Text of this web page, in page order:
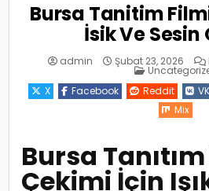
Bursa Tanitim
İsik Ve Sesin
admin Şubat 23, 2026
Posted
X
Facebook Reddit VK
Mix
Bursa
Çekimi İçin